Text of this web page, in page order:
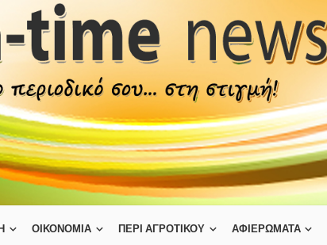
ΟΙΚΟΝΟΜΙΑ ΠΕΡΙ ΑΓΡΟΤΙΚΟΥ ΑΦΙΕΡΩΜΑΤΑ